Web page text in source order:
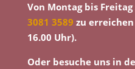
Von Montag bis
3081 3589 zu
16.00 Uhr).
Oder besuche uns in